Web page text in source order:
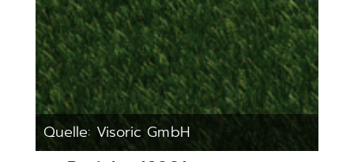
Quelle: Visoric GmbH